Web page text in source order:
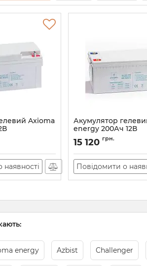
Axioma
Акумулятор
energy 200Ач 12В
Артикул: 85
15 120 грн.
Повідомити о
energy Azbist Challenger